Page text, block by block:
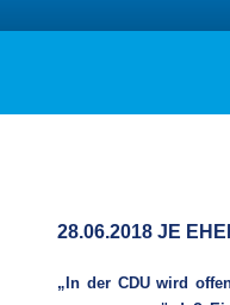
AFD
Unsere Politik für
28.06.2018 JE
„In der CDUwird offen